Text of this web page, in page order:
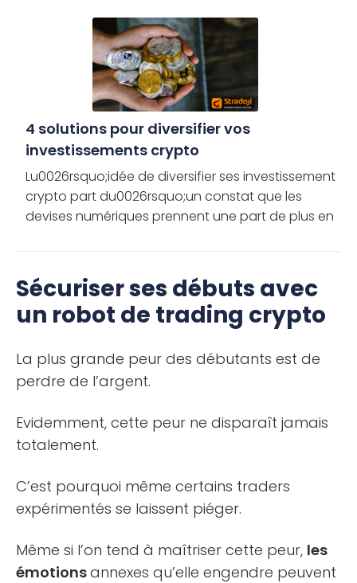
4 solutions pour diversifier vos
investissements crypto
Lu0026rsquo;idée de diversifier ses investissement
crypto part du0026rsquo;un constat que les
devises numériques prennent une part de plus en
Sécuriser ses débuts avec
un robot de trading crypto
La plus grande peur des débutants est de
perdre de l’argent.
Evidemment, cette peur ne disparaît jamais
totalement.
C’est pourquoi même certains traders
expérimentés se laissent piéger.
Même si l’on tend à maîtriser cette peur, les
émotionsannexes qu’elle engendre peuvent